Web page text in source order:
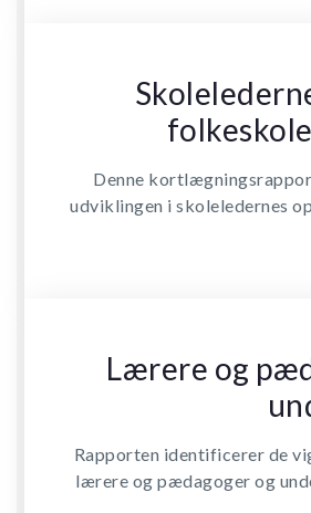
Denne
udviklingen i skoleledernes
Lærere og
Rapporten identificerer de
lærere og pædagoger og